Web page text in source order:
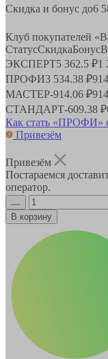
Скидка и бонус до6
Клуб покупателей
СтатусСкидкаБонус
ЭКСПЕРТ5 362.5 ₽1
ПРОФИ3 534.38 ₽
МАСТЕР-914.06 ₽
СТАНДАРТ-609.38 ₽
Как стать «ПРОФИ»
Привезём
Привезём
Постараемся
оператор.
В корзину